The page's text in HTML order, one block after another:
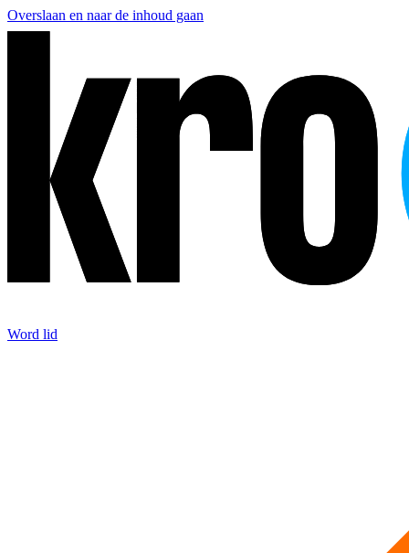
Overslaan en naar de inhoud gaan
Word lid